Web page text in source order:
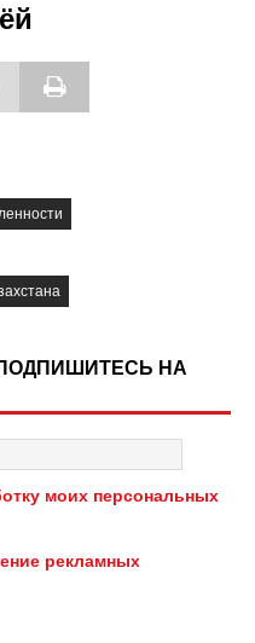
НА
моих персональных
рекламных